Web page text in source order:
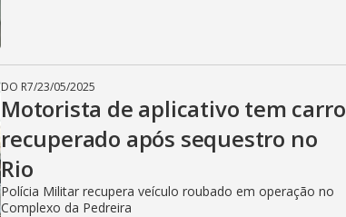
DO R7/23/05/2025
Motorista de aplicativo tem carro
recuperado após sequestro no
Rio
Polícia Militar recupera veículo roubado em operação no
Complexo da Pedreira